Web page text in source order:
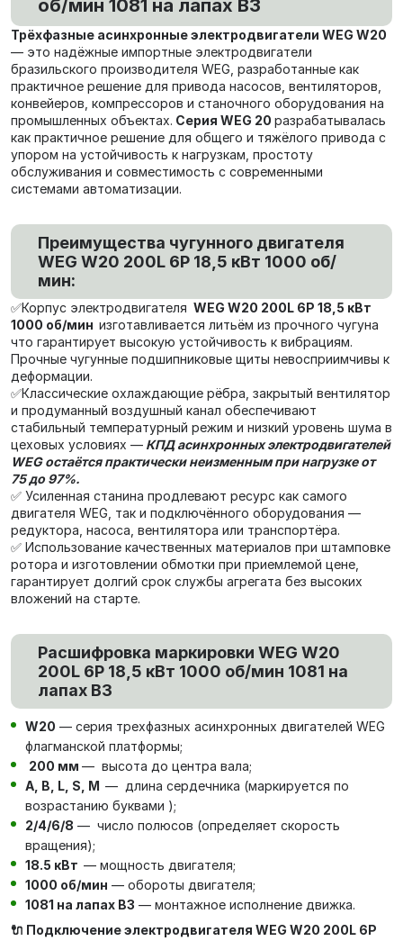
об/мин 1081 на лапах В3
Трёхфазные асинхронные электродвигатели WEG W20
— это надёжные импортные электродвигатели
бразильского производителя WEG, разработанные как
практичное решение для привода насосов, вентиляторов,
конвейеров, компрессоров и станочного оборудования на
промышленных объектах. Серия WEG 20 разрабатывалась
как практичное решение для общего и тяжёлого привода с
упором на устойчивость к нагрузкам, простоту
обслуживания и совместимость с современными
системами автоматизации.
Преимущества чугунного двигателя
WEG W20 200L 6P 18,5 кВт 1000 об/
мин:
✅Корпус электродвигателя WEG W20 200L 6P 18,5 кВт
1000 об/мин изготавливается литьём из прочного чугуна
что гарантирует высокую устойчивость к вибрациям.
Прочные чугунные подшипниковые щиты невосприимчивы к
деформации.
✅Классические охлаждающие рёбра, закрытый вентилятор
и продуманный воздушный канал обеспечивают
стабильный температурный режим и низкий уровень шума в
цеховых условиях — КПД асинхронных электродвигателей
WEG остаётся практически неизменным при нагрузке от
75 до 97%.
✅ Усиленная станина продлевают ресурс как самого
двигателя WEG, так и подключённого оборудования —
редуктора, насоса, вентилятора или транспортёра.
✅ Использование качественных материалов при штамповке
ротора и изготовлении обмотки при приемлемой цене,
гарантирует долгий срок службы агрегата без высоких
вложений на старте.
Расшифровка маркировки WEG W20
200L 6P 18,5 кВт 1000 об/мин 1081 на
лапах В3
W20 — серия трехфазных асинхронных двигателей WEG
флагманской платформы;
200 мм — высота до центра вала;
А, В, L, S, М — длина сердечника (маркируется по
возрастанию буквами );
2/4/6/8 — число полюсов (определяет скорость
вращения);
18.5 кВт — мощность двигателя;
1000 об/мин — обороты двигателя;
1081 на лапах В3 — монтажное исполнение движка.
🔌 Подключение электродвигателя WEG W20 200L 6P